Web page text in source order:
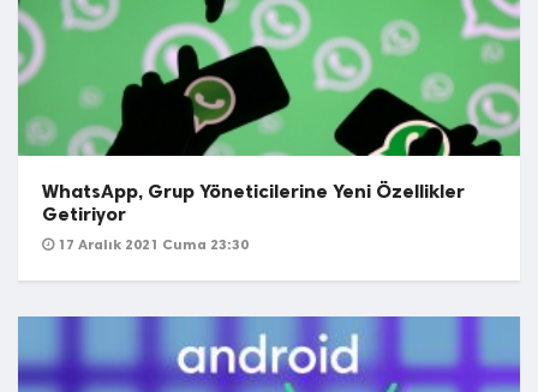
WhatsApp, Grup Yöneticilerine Yeni Özellikler
Getiriyor
17 Aralık 2021 Cuma 23:30